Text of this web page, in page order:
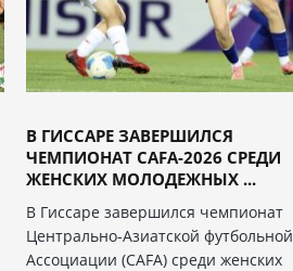
В ГИССАРЕ ЗАВЕРШИЛСЯ
ЧЕМПИОНАТ CAFA-2026 СРЕДИ
ЖЕНСКИХ МОЛОДЕЖНЫХ ...
В Гиссаре завершился чемпионат
Центрально-Азиатской футбольной
Ассоциации (CAFA) среди женских